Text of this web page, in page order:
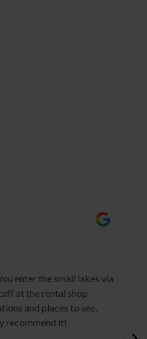
enter the small lakes via
at the rental shop
and places to see,
recommend it!